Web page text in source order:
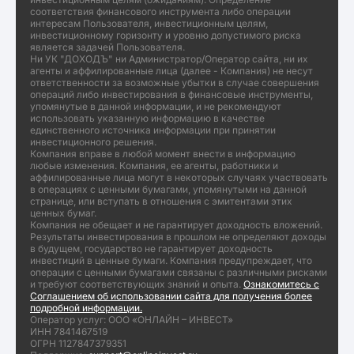
соответствия финансового инструмента либо операции
интересам Пользователя, инвестиционным целям,
инвестиционному горизонту и уровню допустимого риска
является задачей Пользователя.
Ни УК "ДОХОДЪ" ни Администратор/Оператор сайта, ни их
агенты и аффилированные лица (далее - Компания) не несут
ответственности за возможные убытки в случае совершения
операций либо инвестирования в финансовые инструменты,
упомянутые в данной информации, и не рекомендуют
использовать указанную информацию в качестве
единственного источника информации при принятии
инвестиционного решения.
Компания вправе в любой момент внести в информацию
любые изменения. Компания, ее агенты, работники и
аффилированные лица могут в некоторых случаях участвовать
в операциях с ценными бумагами, упомянутыми на данной
странице, или вступать в отношения с эмитентами этих
ценных бумаг.
Компания не обещает и не гарантирует доходность вложений.
Результаты инвестирования в прошлом не определяют доходы
в будущем, государство не гарантирует доходность
инвестиций в ценные бумаги. Компания предупреждает, что
операции с ценными бумагами связаны с различными рисками
и требуют соответствующих знаний и опыта. Ознакомитесь с
Соглашением об использовании сайта для получения более
подробной информации.
Оператор услуг: ООО «ОНЛАЙН – ИНВЕСТ»
ИНН 7841467519
ОГРН 1127847379351